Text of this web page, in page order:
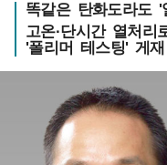
똑같은 탄화도라도
고온·단시간 열처
'폴리머 테스팅' 게재